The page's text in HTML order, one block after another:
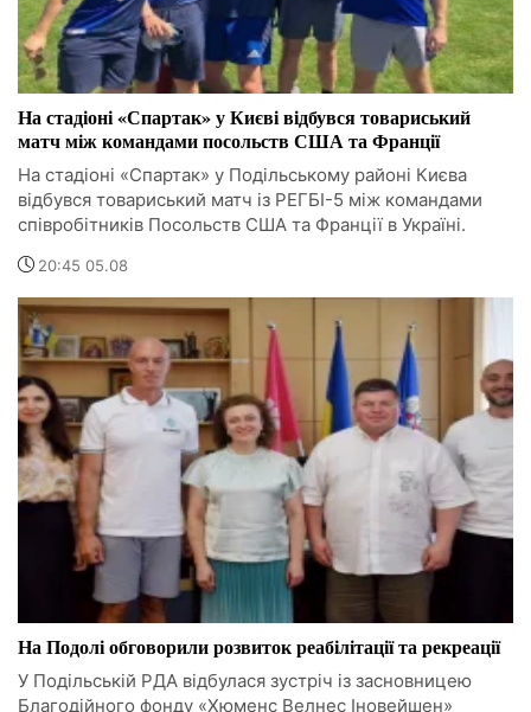
На стадіоні «Спартак» у Києві відбувся товариський
матч між командами посольств США та Франції
На стадіоні «Спартак» у Подільському районі Києва
відбувся товариський матч із РЕГБІ-5 між командами
співробітників Посольств США та Франції в Україні.
20:45 05.08
На Подолі обговорили розвиток реабілітації та рекреації
У Подільській РДА відбулася зустріч із засновницею
Благодійного фонду «Хюменс Велнес Іновейшен»